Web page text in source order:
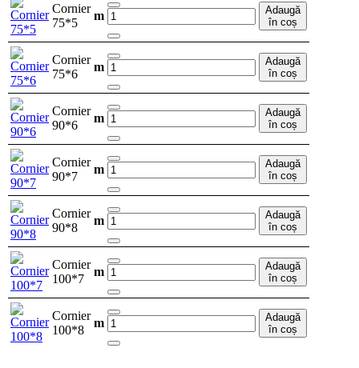
Cornier
75*5
m
Adaugă
în coș
Cornier
75*6
m
Adaugă
în coș
Cornier
90*6
m
Adaugă
în coș
Cornier
90*7
m
Adaugă
în coș
Cornier
90*8
m
Adaugă
în coș
Cornier
100*7
m
Adaugă
în coș
Cornier
100*8
m
Adaugă
în coș